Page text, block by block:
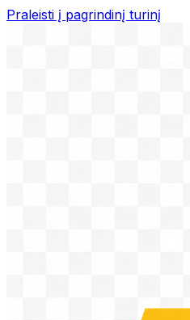
Praleisti į pagrindinį turinį